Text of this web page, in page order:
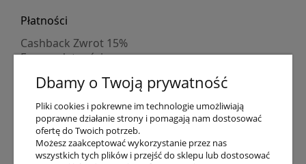
Płatności
Cashback Zwrot 15%
Formy płatności
Numer konta
PayPo kupujesz, nie płacisz
Progi rabatowe
Promocje
Dbamy o Twoją prywatność
Pliki cookies i pokrewne im technologie umożliwiają
poprawne działanie strony i pomagają nam dostosować
ofertę do Twoich potrzeb.
Możesz zaakceptować wykorzystanie przez nas
wszystkich tych plików i przejść do sklepu lub dostosować